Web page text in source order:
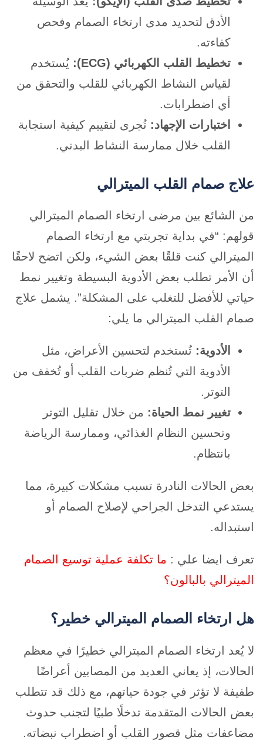
الأدق لتحديد مدى ارتخاء الصمام وفحص
كفاءته.
تخطيط القلب الكهربائي (ECG):
يُستخدم
لقياس النشاط الكهربائي للقلب والتحقق من
أي اضطرابات.
اختبارات الإجهاد: تُجرى لتقييم كيفية استجابة
القلب خلال ممارسة النشاط البدني.
علاج صمام القلب الميترالي
من الشائع بين مرضى ارتخاء الصمام الميترالي
قولهم: “في بداية تجربتي مع ارتخاء الصمام
الميترالي كنت قلقًا بعض الشيء، ولكن اتضح لاحقًا
أن الأمر تطلب بعض الأدوية البسيطة وتغيير نمط
حياتي للأفضل للتغلب على المشكلة”. يشمل علاج
صمام القلب الميترالي ما يلي:
الأدوية: تُستخدم لتحسين الأعراض، مثل
الأدوية التي تُنظم ضربات القلب أو تُخفف من
التوتر.
تغيير نمط الحياة: من خلال تقليل التوتر
وتحسين النظام الغذائي، وممارسة الرياضة
بانتظام.
بعض الحالات النادرة تسبب مشكلات كبيرة، مما
يستدعي التدخل الجراحي لإصلاح الصمام أو
استبداله.
تعرف ايضا علي : ما تكلفة عملية توسيع الصمام
الميترالي بالبالون؟
هل ارتخاء الصمام الميترالي خطير؟
لا يُعد ارتخاء الصمام الميترالي خطيرًا في معظم
الحالات، إذ يعاني العديد من المصابين أعراضًا
طفيفة لا تؤثر في جودة حياتهم، مع ذلك قد تتطلب
بعض الحالات المتقدمة تدخلًا طبيًا لتجنب حدوث
مضاعفات مثل قصور القلب أو اضطراب نبضاته.